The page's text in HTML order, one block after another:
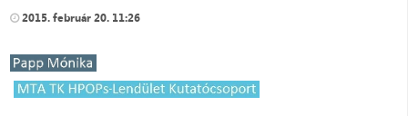
2015. február 20. 11:26